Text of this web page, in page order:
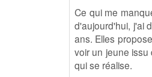
Ce qui me
d'aujourd'hui, j'ai
ans. Elles
voir un jeune
qui se réalise.